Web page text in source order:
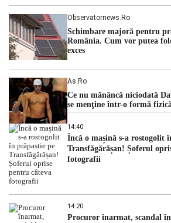
Observatornews.ro
Schimbare majoră pentru
România. Cum vor putea
exces
As.ro
Ce nu mănâncă niciodată
se menţine într-o formă
14:40
Încă o mașină s-a rostogolit
Transfăgărășan! Șoferul
fotografii
14:20
Procuror înarmat, scandal